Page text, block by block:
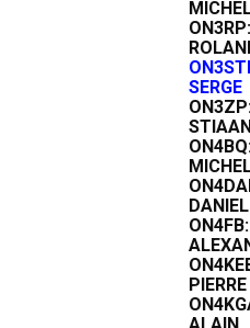
ON3RP:
SERGE
ON4FB:
PIERRE